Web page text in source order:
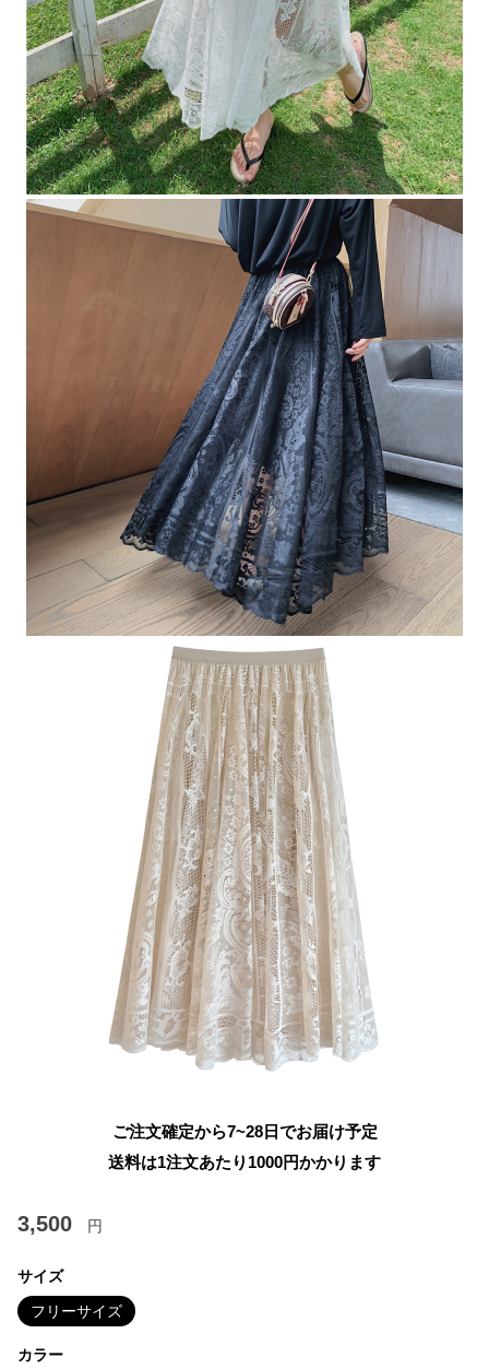
ご注文確定から7~28日でお届け予定
送料は1注文あたり 1000円かかります
3,500 円
サイズ
フリーサイズ
カラー